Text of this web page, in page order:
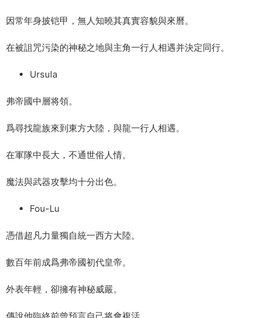
因常年身披铠甲，無人知曉其真實容貌與來曆。
在被詛咒污染的神秘之地與主角一行人相遇并決定同行。
Ursula
弗帝國中層将領。
爲尋找龍族來到東方大陸，與龍一行人相遇。
在軍隊中長大，不通世俗人情。
魔法與武器攻擊均十分出色。
Fou-Lu
憑借超凡力量獨自統一西方大陸。
數百年前成爲弗帝國初代皇帝。
外表年輕，卻擁有神秘威嚴。
傳說他臨終前曾預言自己将會複活。